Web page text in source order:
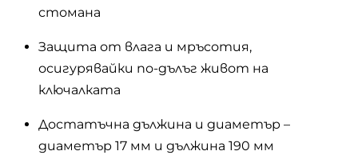
стомана
Защита от влага и мръсотия,
осигурявайки по-дълъг живот на
ключалката
Достатъчна дължина и диаметър –
диаметър 17 мм и дължина 190 мм